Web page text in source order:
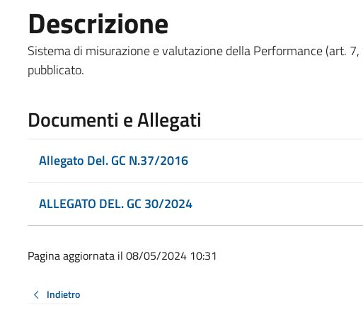
Descrizione
Sistema di misurazione e valutazione della Performance (art.
pubblicato.
Documenti e Allegati
Allegato Del. GC N.37/2016
ALLEGATO DEL. GC 30/2024
Pagina aggiornata il 08/05/2024 10:31
Indietro